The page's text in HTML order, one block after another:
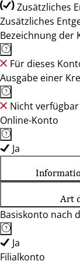
Zusätzliches
Zusätzliches
Bezeichnung der
Für dieses
Ausgabe einer
Nicht verfügbar
Online-Konto
Ja
Art
Basiskonto nach
Ja
Filialkonto